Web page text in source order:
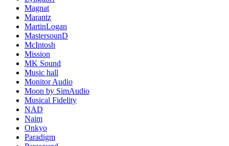
Magnat
Marantz
MartinLogan
MastersounD
McIntosh
Mission
MK Sound
Music hall
Monitor Audio
Moon by SimAudio
Musical Fidelity
NAD
Naim
Onkyo
Paradigm